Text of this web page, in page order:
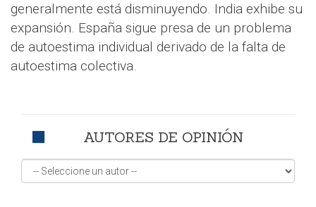
generalmente está disminuyendo. India exhibe su
expansión. España sigue presa de un problema
de autoestima individual derivado de la falta de
autoestima colectiva.
AUTORES DE OPINIÓN